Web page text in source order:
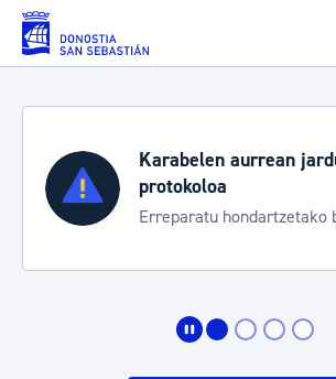
Eduki nagusira joan
Karabelen aurrean
protokoloa
Erreparatu hondartzetako